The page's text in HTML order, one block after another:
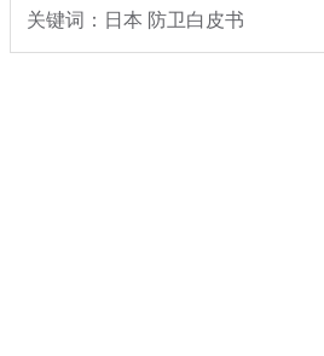
关键词：日本 防卫白皮书